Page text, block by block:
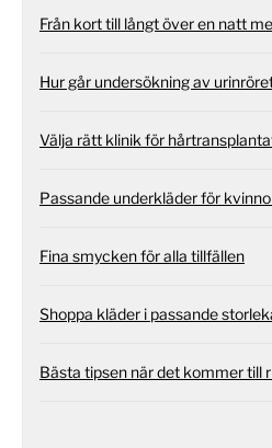
Från kort till långt över en natt
Hur går undersökning av
Välja rätt klinik för
Passande underkläder för
Fina smycken för alla tillfällen
Shoppa kläder i passande
Bästa tipsen när det kommer till